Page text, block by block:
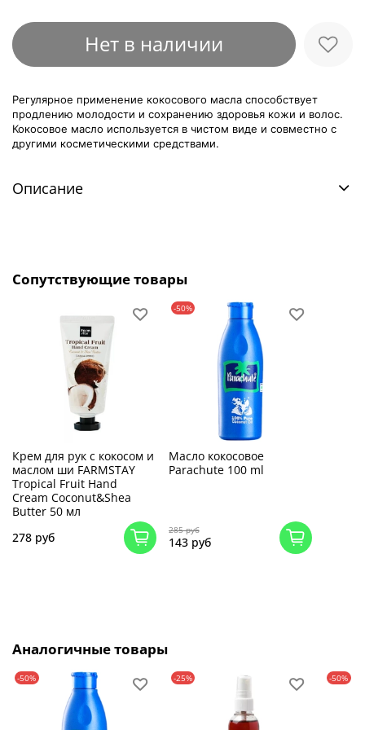
Нет в наличии
Регулярное применение кокосового масла способствует
продлению молодости и сохранению здоровья кожи и волос.
Кокосовое масло используется в чистом виде и совместно с
другими косметическими средствами.
Описание
Сопутствующие товары
Крем для рук с кокосом и
маслом ши FARMSTAY
Tropical Fruit Hand
Cream Coconut&Shea
Butter 50 мл
278 руб
-50%
Масло кокосовое
Parachute 100 ml
285 руб
143 руб
Аналогичные товары
-50% -25% -50%